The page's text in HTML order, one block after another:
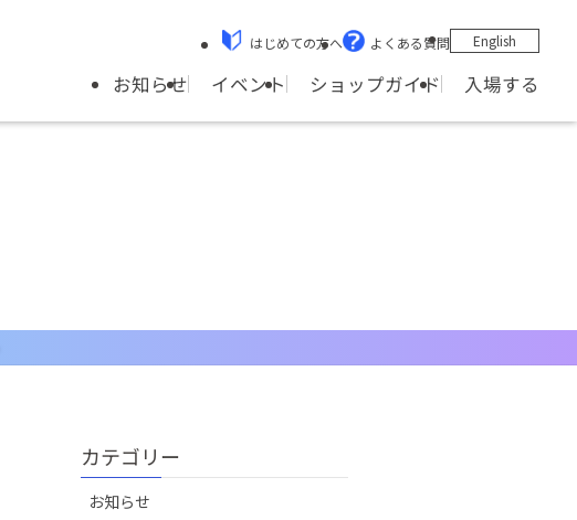
はじめての方へ よくある質問 English
お知らせ イベント ショップガイド 入場する
カテゴリー
お知らせ